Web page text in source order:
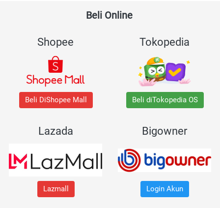
Beli Online
Shopee
Beli DiShopee Mall
Tokopedia
Beli diTokopedia OS
Lazada
Lazmall
Bigowner
Login Akun